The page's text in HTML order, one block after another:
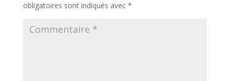
obligatoires sont indiqués avec *